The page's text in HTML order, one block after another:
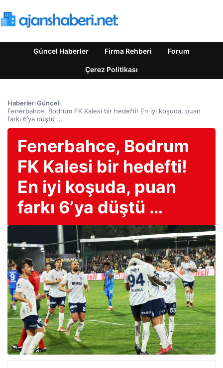
Güncel Haberler Firma Rehberi Forum
Çerez Politikası
Haberler›Güncel›
Fenerbahce, Bodrum FK Kalesi bir hedefti! En iyi koşuda, puan
farkı 6’ya düştü …
Fenerbahce, Bodrum
FK Kalesi bir hedefti!
En iyi koşuda, puan
farkı 6’ya düştü …